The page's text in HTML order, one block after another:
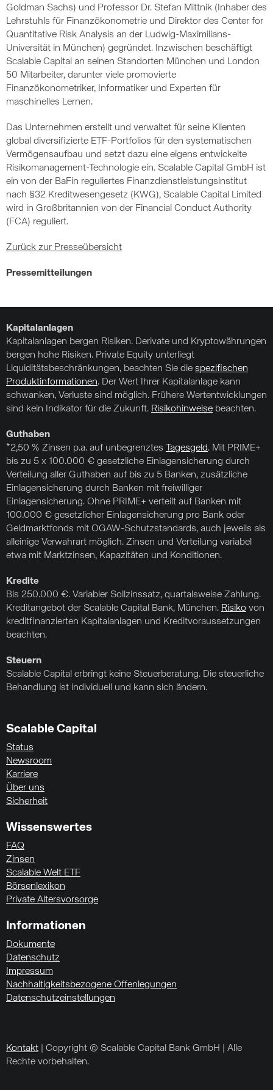
Goldman Sachs) und Professor Dr. Stefan Mittnik (Inhaber des
Lehrstuhls für Finanzökonometrie und Direktor des Center for
Quantitative Risk Analysis an der Ludwig-Maximilians-
Universität in München) gegründet. Inzwischen beschäftigt
Scalable Capital an seinen Standorten München und London
50 Mitarbeiter, darunter viele promovierte
Finanzökonometriker, Informatiker und Experten für
maschinelles Lernen.
Das Unternehmen erstellt und verwaltet für seine Klienten
global diversifizierte ETF-Portfolios für den systematischen
Vermögensaufbau und setzt dazu eine eigens entwickelte
Risikomanagement-Technologie ein. Scalable Capital GmbH ist
ein von der BaFin reguliertes Finanzdienstleistungsinstitut
nach §32 Kreditwesengesetz (KWG), Scalable Capital Limited
wird in Großbritannien von der Financial Conduct Authority
(FCA) reguliert.
Zurück zur Presseübersicht
Pressemitteilungen
Kapitalanlagen
Kapitalanlagen bergen Risiken. Derivate und Kryptowährungen
bergen hohe Risiken. Private Equity unterliegt
Liquiditätsbeschränkungen, beachten Sie die spezifischen
Produktinformationen. Der Wert Ihrer Kapitalanlage kann
schwanken, Verluste sind möglich. Frühere Wertentwicklungen
sind kein Indikator für die Zukunft. Risikohinweise beachten.
Guthaben
*2,50 % Zinsen p.a. auf unbegrenztes
Tagesgeld. Mit PRIME+
bis zu 5 x 100.000 € gesetzliche Einlagensicherung durch
Verteilung aller Guthaben auf bis zu 5 Banken, zusätzliche
Einlagensicherung durch Banken mit freiwilliger
Einlagensicherung. Ohne PRIME+ verteilt auf Banken mit
100.000 € gesetzlicher Einlagensicherung pro Bank oder
Geldmarktfonds mit OGAW-Schutzstandards, auch jeweils als
alleinige Verwahrart möglich. Zinsen und Verteilung variabel
etwa mit Marktzinsen, Kapazitäten und Konditionen.
Kredite
Bis 250.000 €. Variabler Sollzinssatz, quartalsweise Zahlung.
Kreditangebot der Scalable Capital Bank, München. Risiko von
kreditfinanzierten Kapitalanlagen und Kreditvoraussetzungen
beachten.
Steuern
Scalable Capital erbringt keine Steuerberatung. Die steuerliche
Behandlung ist individuell und kann sich ändern.
Scalable Capital
Status
Newsroom
Karriere
Über uns
Sicherheit
Wissenswertes
FAQ
Zinsen
Scalable Welt ETF
Börsenlexikon
Private Altersvorsorge
Informationen
Dokumente
Datenschutz
Impressum
Nachhaltigkeitsbezogene Offenlegungen
Datenschutzeinstellungen
Kontakt | Copyright © Scalable Capital Bank GmbH | Alle
Rechte vorbehalten.